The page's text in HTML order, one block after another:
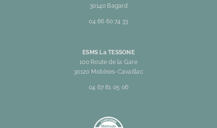
30140 Bagard
04 66 60 74 33
ESMS La TESSONE
100 Route de la Gare
30120 Molières-Cavaillac
04 67 81 05 06